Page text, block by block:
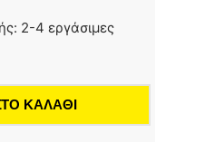
2-4 εργάσιμες
ΚΑΛΆΘΙ